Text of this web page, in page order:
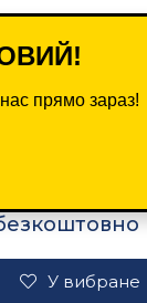
прямо зараз!
У вибране